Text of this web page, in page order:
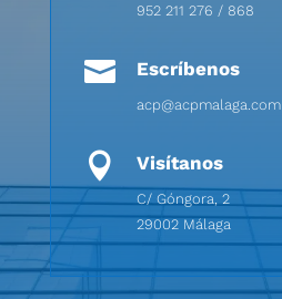
952 211 276 / 868
 Escríbenos
acp@acpmalaga.com
 Visítanos
C/ Góngora, 2
29002 Málaga